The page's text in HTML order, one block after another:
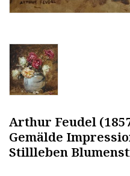
Arthur Feudel
Gemälde
Stillleben